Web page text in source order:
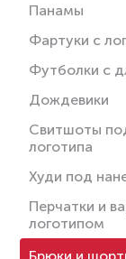
Панамы
Фартуки с
Футболки с
Дождевики
Свитшоты
логотипа
Худи под
Перчатки и
логотипом
Брюки и